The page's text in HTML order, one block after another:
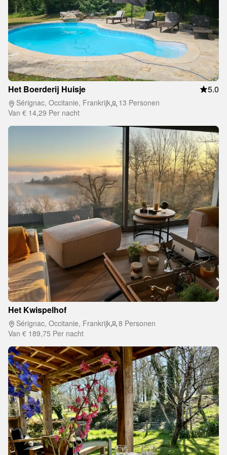
Het Boerderij Huisje 5.0
Sérignac, Occitanie, Frankrijk
13 Personen
Van € 14,29 Per nacht
Het Kwispelhof
Sérignac, Occitanie, Frankrijk
8 Personen
Van € 189,75 Per nacht